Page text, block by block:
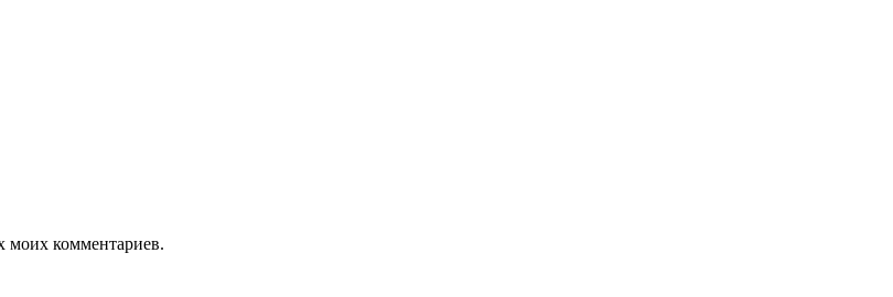
моих комментариев.